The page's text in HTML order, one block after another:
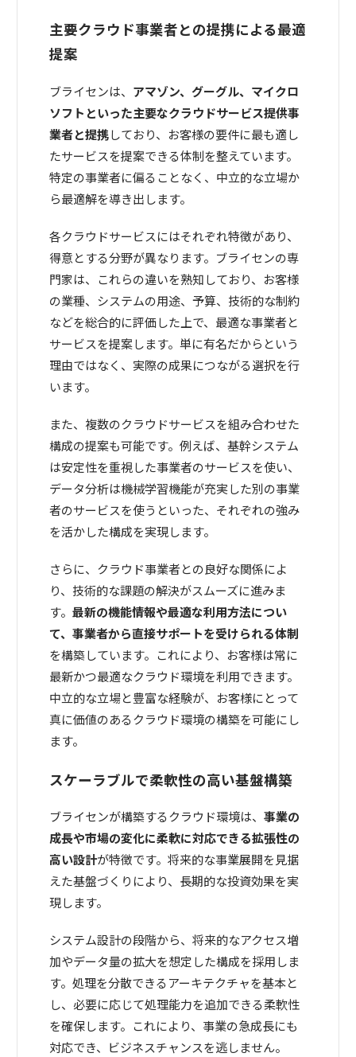
主要クラウド事業者との提携による最適
提案
ブライセンは、 アマゾン、グーグル、マイクロ
ソフトといった主要なクラウドサービス提供事
業者と提携しており、お客様の要件に最も適し
たサービスを提案できる体制を整えています。
特定の事業者に偏ることなく、中立的な立場か
ら最適解を導き出します。
各クラウドサービスにはそれぞれ特徴があり、
得意とする分野が異なります。ブライセンの専
門家は、これらの違いを熟知しており、お客様
の業種、システムの用途、予算、技術的な制約
などを総合的に評価した上で、最適な事業者と
サービスを提案します。単に有名だからという
理由ではなく、実際の成果につながる選択を行
います。
また、複数のクラウドサービスを組み合わせた
構成の提案も可能です。例えば、基幹システム
は安定性を重視した事業者のサービスを使い、
データ分析は機械学習機能が充実した別の事業
者のサービスを使うといった、それぞれの強み
を活かした構成を実現します。
さらに、クラウド事業者との良好な関係によ
り、技術的な課題の解決がスムーズに進みま
す。最新の機能情報や最適な利用方法につい
て、事業者から直接サポートを受けられる体制
を構築しています。これにより、お客様は常に
最新かつ最適なクラウド環境を利用できます。
中立的な立場と豊富な経験が、お客様にとって
真に価値のあるクラウド環境の構築を可能にし
ます。
スケーラブルで柔軟性の高い基盤構築
ブライセンが構築するクラウド環境は、事業の
成長や市場の変化に柔軟に対応できる拡張性の
高い設計が特徴です。将来的な事業展開を見据
えた基盤づくりにより、長期的な投資効果を実
現します。
システム設計の段階から、将来的なアクセス増
加やデータ量の拡大を想定した構成を採用しま
す。処理を分散できるアーキテクチャを基本と
し、必要に応じて処理能力を追加できる柔軟性
を確保します。これにより、事業の急成長にも
対応でき、ビジネスチャンスを逃しません。